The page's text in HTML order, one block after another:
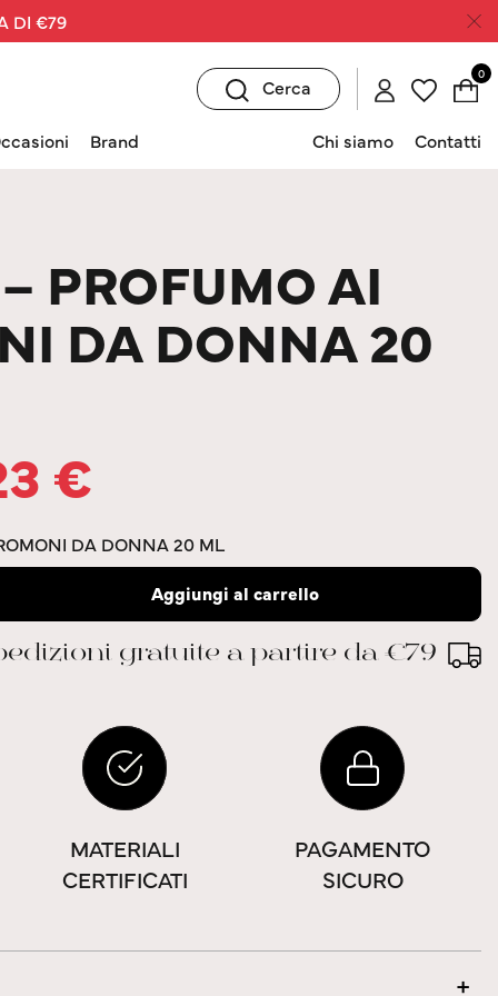
DI €79
Cerca
0
Brand Chi siamo Contatti
PROFUMO AI
DA DONNA 20
€
DA DONNA 20 ML
Aggiungi al carrello
gratuite a partire da €79
MATERIALI
CERTIFICATI
PAGAMENTO
SICURO